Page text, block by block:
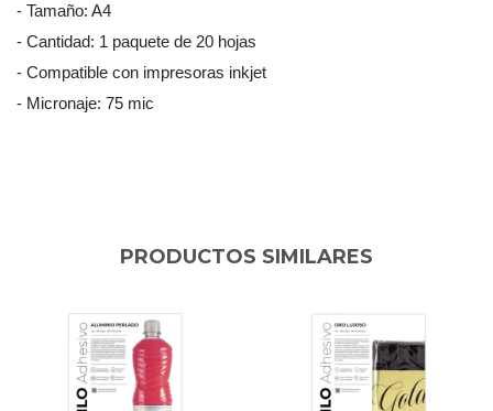
- Tamaño: A4
- Cantidad: 1 paquete de 20 hojas
- Compatible con impresoras inkjet
- Micronaje: 75 mic
PRODUCTOS SIMILARES